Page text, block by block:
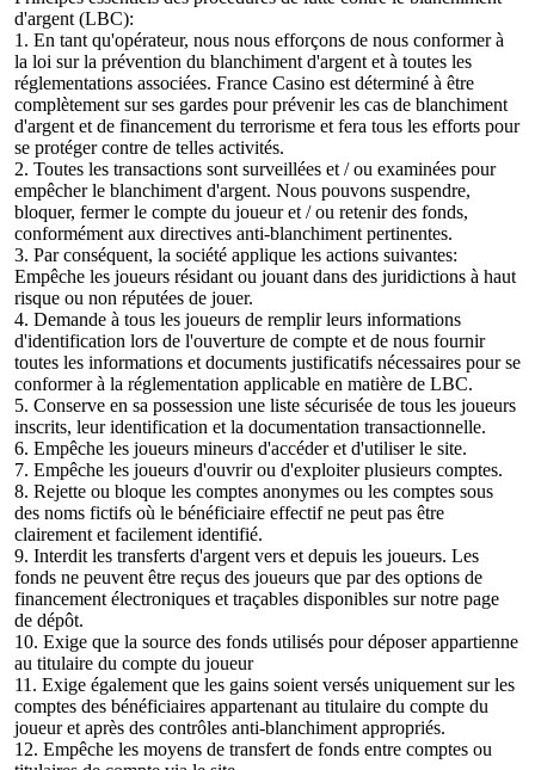
d'argent (LBC):
1. En tant qu'opérateur, nous nous efforçons de nous conformer à
la loi sur la prévention du blanchiment d'argent et à toutes les
réglementations associées. France Casino est déterminé à être
complètement sur ses gardes pour prévenir les cas de blanchiment
d'argent et de financement du terrorisme et fera tous les efforts pour
se protéger contre de telles activités.
2. Toutes les transactions sont surveillées et / ou examinées pour
empêcher le blanchiment d'argent. Nous pouvons suspendre,
bloquer, fermer le compte du joueur et / ou retenir des fonds,
conformément aux directives anti-blanchiment pertinentes.
3. Par conséquent, la société applique les actions suivantes:
Empêche les joueurs résidant ou jouant dans des juridictions à haut
risque ou non réputées de jouer.
4. Demande à tous les joueurs de remplir leurs informations
d'identification lors de l'ouverture de compte et de nous fournir
toutes les informations et documents justificatifs nécessaires pour se
conformer à la réglementation applicable en matière de LBC.
5. Conserve en sa possession une liste sécurisée de tous les joueurs
inscrits, leur identification et la documentation transactionnelle.
6. Empêche les joueurs mineurs d'accéder et d'utiliser le site.
7. Empêche les joueurs d'ouvrir ou d'exploiter plusieurs comptes.
8. Rejette ou bloque les comptes anonymes ou les comptes sous
des noms fictifs où le bénéficiaire effectif ne peut pas être
clairement et facilement identifié.
9. Interdit les transferts d'argent vers et depuis les joueurs. Les
fonds ne peuvent être reçus des joueurs que par des options de
financement électroniques et traçables disponibles sur notre page
de dépôt.
10. Exige que la source des fonds utilisés pour déposer appartienne
au titulaire du compte du joueur
11. Exige également que les gains soient versés uniquement sur les
comptes des bénéficiaires appartenant au titulaire du compte du
joueur et après des contrôles anti-blanchiment appropriés.
12. Empêche les moyens de transfert de fonds entre comptes ou